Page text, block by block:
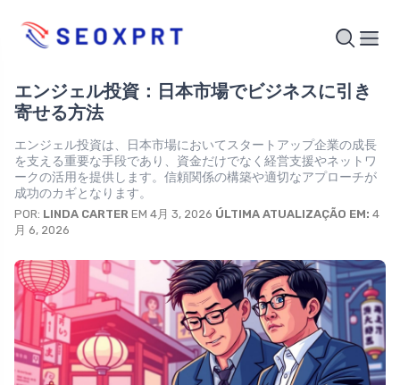
エンジェル投資：日本市場でビジネスに引き
寄せる方法
エンジェル投資は、日本市場においてスタートアップ企業の成長
を支える重要な手段であり、資金だけでなく経営支援やネットワ
ークの活用を提供します。信頼関係の構築や適切なアプローチが
成功のカギとなります。
POR: LINDA CARTER EM 4月 3, 2026 ÚLTIMA ATUALIZAÇÃO EM: 4
月 6, 2026